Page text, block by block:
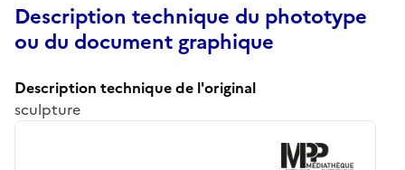
Description technique du phototype
ou du document graphique
Description technique de l'original
sculpture